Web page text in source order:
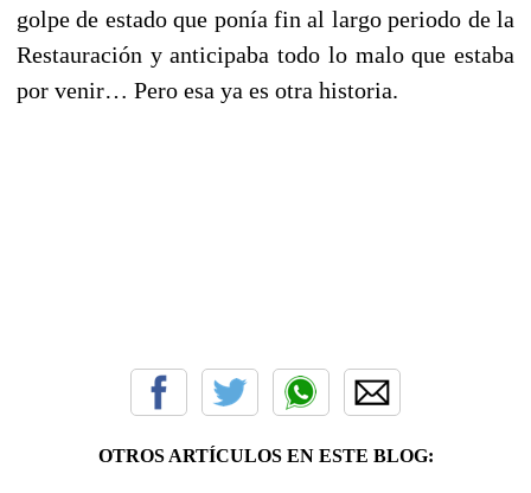
golpe de estado que ponía fin al largo periodo de la
Restauración y anticipaba todo lo malo que estaba
por venir… Pero esa ya es otra historia.
OTROS ARTÍCULOS EN ESTE BLOG: